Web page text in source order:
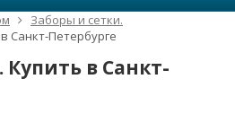
Заборы и сетки.
Санкт-Петербурге
в Санкт-